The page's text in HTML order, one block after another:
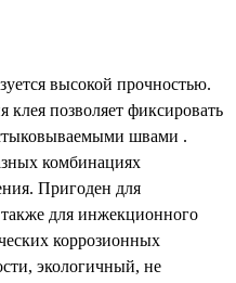
высокой прочностью.
клея позволяет фиксировать
швами .
комбинациях
Пригоден для
также для инжекционного
коррозионных
экологичный, не